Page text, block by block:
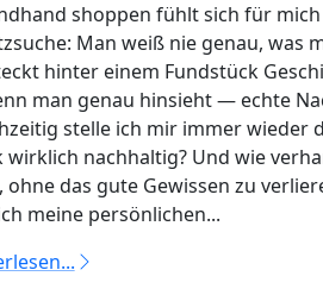
shoppen fühlt sich für
Man weiß nie genau, was
hinter einem Fundstück
man genau hinsieht — echte
stelle ich mir immer wieder
wirklich nachhaltig? Und wie
ohne das gute Gewissen zu
meine persönlichen...